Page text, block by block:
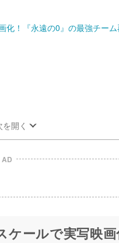
化！『永遠の0』の最強チーム
を開く
AD
ケールで実写映